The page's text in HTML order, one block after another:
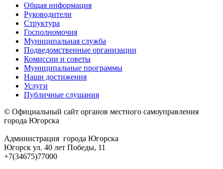
Общая информация
Руководители
Структура
Госполномочия
Муниципальная служба
Подведомственные организации
Комиссии и советы
Муниципальные программы
Наши достижения
Услуги
Публичные слушания
© Официальный сайт органов местного самоуправления
города Югорска
Администрация города Югорска
Югорск ул. 40 лет Победы, 11
+7(34675)77000